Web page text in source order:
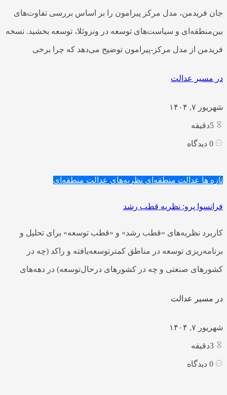
جان فریدمن، مدل مرکز پیرامون را بر اساس بررسی تفاوت‌های
بین‌منطقه‌ای و سیاست‌های توسعه در ونزوئلا، توسعه بخشید. نسخه
فریدمن از مدل مرکز-پیرامون توضیح می‌دهد که چرا برخی
در مسیر عدالت
شهریور ۷, ۱۴۰۴
دقیقه
دیدگاه
تازه ها عدالت منطقه‌ای نظریه‌های عدالت منطقه‌ای
فرانسوا پرو: نظریه قطب رشد
کاربرد نظریه‌های «قطب رشد» و «قطب توسعه» برای تحلیل و
برنامه‌ریزی توسعه در مناطق کمترتوسعه‌یافته و راکد (چه در
کشورهای صنعتی و چه در کشورهای درحال‌توسعه) در دهه‌های
در مسیر عدالت
شهریور ۷, ۱۴۰۴
دقیقه
دیدگاه